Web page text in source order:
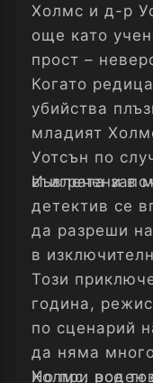
Холмс и д-р
още като
прост –
Когато
убийства
младият
Уотсън по
въвлечени в
И играта
детектив се
да разреши
в
Този
година,
по сценарий
да няма
Холмс, роден
Но при все